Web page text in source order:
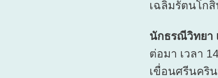
เฉลิมรัตนโก
นักธรณีวิทยา
ต่อมา เวลา
เขื่อนศรีนคริ